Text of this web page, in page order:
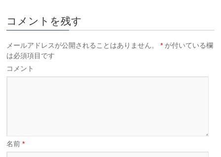
コメントを残す
メールアドレスが公開されることはありません。 * が付いている欄
は必須項目です
コメント
名前*